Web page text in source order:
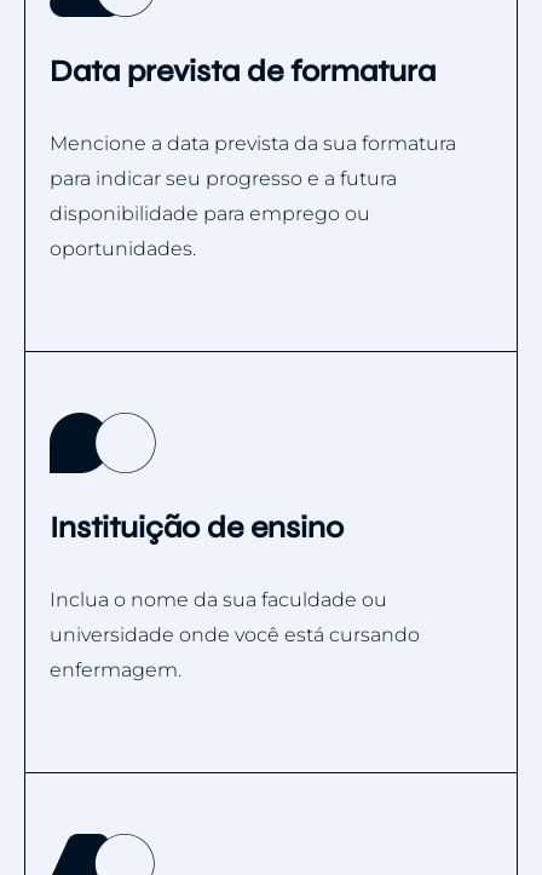
Data prevista de formatura
Mencione a data prevista da sua formatura
para indicar seu progresso e a futura
disponibilidade para emprego ou
oportunidades.
Instituição de ensino
Inclua o nome da sua faculdade ou
universidade onde você está cursando
enfermagem.